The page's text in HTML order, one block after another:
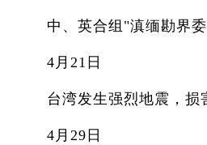
中、英合组"滇缅勘界委
4月21日
台湾发生强烈地震，损害
4月29日